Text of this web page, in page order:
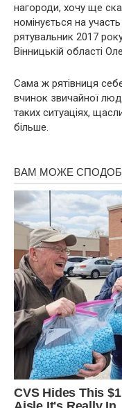
нагороди, хочу ще
номінується на участь
рятувальник 2017
Вінницькій області
Сама ж рятівниця
вчинок звичайної
таких ситуаціях,
більше.